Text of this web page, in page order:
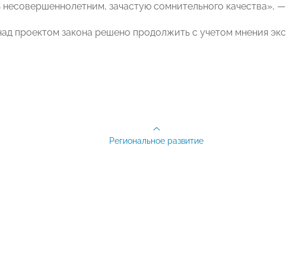
несовершеннолетним, зачастую сомнительного качества»,
проектом закона решено продолжить с учетом мнения
Региональное развитие